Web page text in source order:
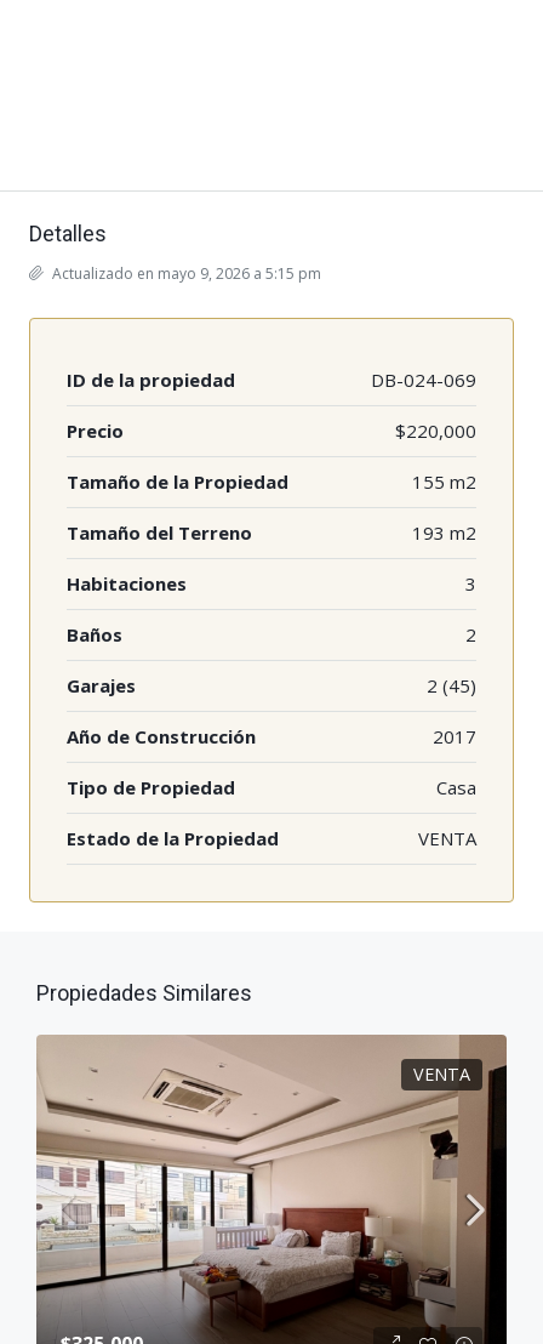
Detalles
Actualizado en mayo 9, 2026 a 5:15 pm
ID de la propiedad DB-024-069
Precio $220,000
Tamaño de la Propiedad 155 m2
Tamaño del Terreno 193 m2
Habitaciones 3
Baños 2
Garajes 2 (45)
Año de Construcción 2017
Tipo de Propiedad Casa
Estado de la Propiedad VENTA
Propiedades Similares
VENTA